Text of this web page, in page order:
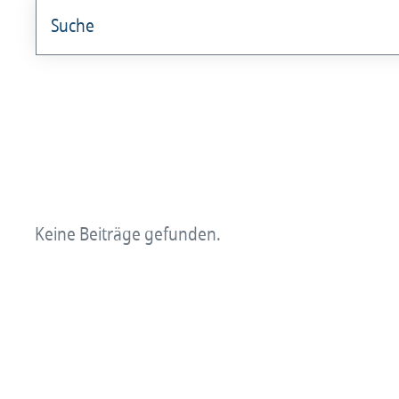
Keine Beiträge gefunden.